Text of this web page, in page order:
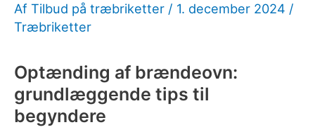
Af Tilbud på træbriketter / 1. december 2024 /
Træbriketter
Optænding af brændeovn:
grundlæggende tips til
begyndere